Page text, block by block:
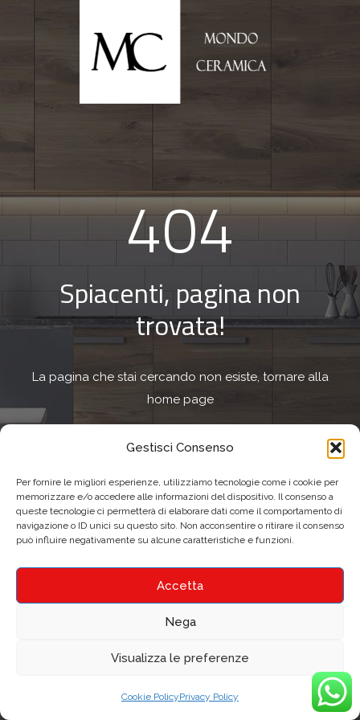
Gestisci Consenso
Per fornire le migliori esperienze, utilizziamo tecnologie come i cookie per
memorizzare e/o accedere alle informazioni del dispositivo. Il consenso a
queste tecnologie ci permetterà di elaborare dati come il comportamento di
navigazione o ID unici su questo sito. Non acconsentire o ritirare il consenso
può influire negativamente su alcune caratteristiche e funzioni.
Accetta
Nega
Visualizza le preferenze
Cookie PolicyPrivacy Policy
404
Spiacenti, pagina non
trovata!
La pagina che stai cercando non esiste, tornare alla
home page
HOME PAGE